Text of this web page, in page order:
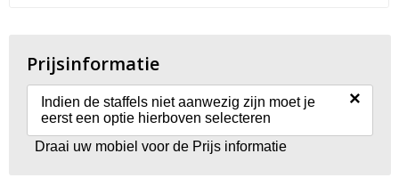
Prijsinformatie
Indien de staffels niet aanwezig zijn moet je
eerst een optie hierboven selecteren
×
Draai uw mobiel voor de Prijs informatie